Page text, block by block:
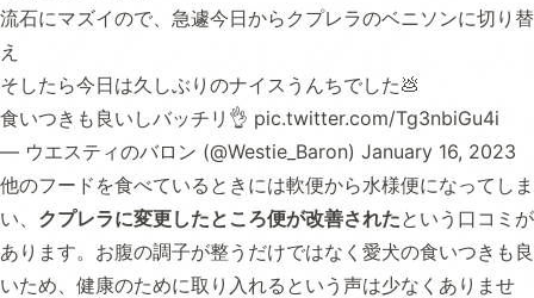
流石にマズイので、急遽今日からクプレラのベニソンに切り替
え
そしたら今日は久しぶりのナイスうんちでした💩
食いつきも良いしバッチリ👌 pic.twitter.com/Tg3nbiGu4i
— ウエスティのバロン (@Westie_Baron) January 16, 2023
他のフードを食べているときには軟便から水様便になってしま
い、 クプレラに変更したところ便が改善されたという口コミが
あります。お腹の調子が整うだけではなく愛犬の食いつきも良
いため、健康のために取り入れるという声は少なくありませ